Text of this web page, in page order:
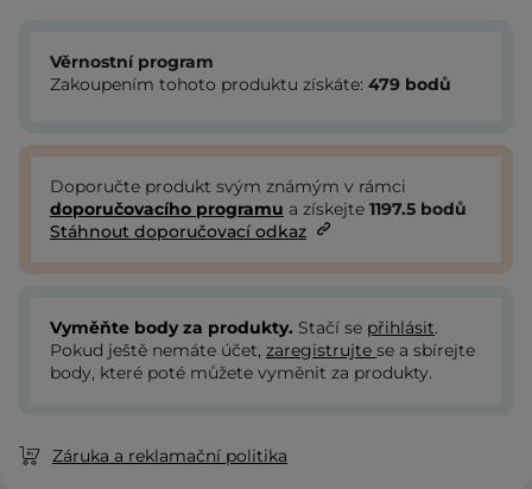
Věrnostní program
Zakoupením tohoto produktu získáte: 479 bodů
Doporučte produkt svým známým v rámci
doporučovacího programu a získejte 1197.5 bodů
Stáhnout doporučovací odkaz
Vyměňte body za produkty. Stačí se přihlásit.
Pokud ještě nemáte účet, zaregistrujte se a sbírejte
body, které poté můžete vyměnit za produkty.
Záruka a reklamační politika